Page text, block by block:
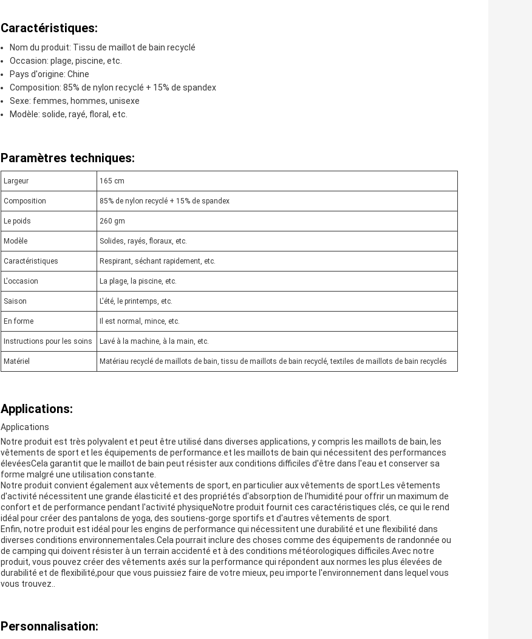
Caractéristiques:
Nom du produit: Tissu de maillot de bain recyclé
Occasion: plage, piscine, etc.
Pays d'origine: Chine
Composition: 85% de nylon recyclé + 15% de spandex
Sexe: femmes, hommes, unisexe
Modèle: solide, rayé, floral, etc.
Paramètres techniques:
Largeur 165 cm
Composition 85% de nylon recyclé + 15% de spandex
Le poids 260 gm
Modèle Solides, rayés, floraux, etc.
Caractéristiques Respirant, séchant rapidement, etc.
L'occasion La plage, la piscine, etc.
Saison L'été, le printemps, etc.
En forme Il est normal, mince, etc.
Instructions pour les soins Lavé à la machine, à la main, etc.
Matériel Matériau recyclé de maillots de bain, tissu de maillots de bain recyclé, textiles de maillots de bain recyclés
Applications:
Applications
Notre produit est très polyvalent et peut être utilisé dans diverses applications, y compris les maillots de bain, les
vêtements de sport et les équipements de performance.et les maillots de bain qui nécessitent des performances
élevéesCela garantit que le maillot de bain peut résister aux conditions difficiles d'être dans l'eau et conserver sa
forme malgré une utilisation constante.
Notre produit convient également aux vêtements de sport, en particulier aux vêtements de sport.Les vêtements
d'activité nécessitent une grande élasticité et des propriétés d'absorption de l'humidité pour offrir un maximum de
confort et de performance pendant l'activité physiqueNotre produit fournit ces caractéristiques clés, ce qui le rend
idéal pour créer des pantalons de yoga, des soutiens-gorge sportifs et d'autres vêtements de sport.
Enfin, notre produit est idéal pour les engins de performance qui nécessitent une durabilité et une flexibilité dans
diverses conditions environnementales.Cela pourrait inclure des choses comme des équipements de randonnée ou
de camping qui doivent résister à un terrain accidenté et à des conditions météorologiques difficiles.Avec notre
produit, vous pouvez créer des vêtements axés sur la performance qui répondent aux normes les plus élevées de
durabilité et de flexibilité,pour que vous puissiez faire de votre mieux, peu importe l'environnement dans lequel vous
vous trouvez..
Personnalisation: